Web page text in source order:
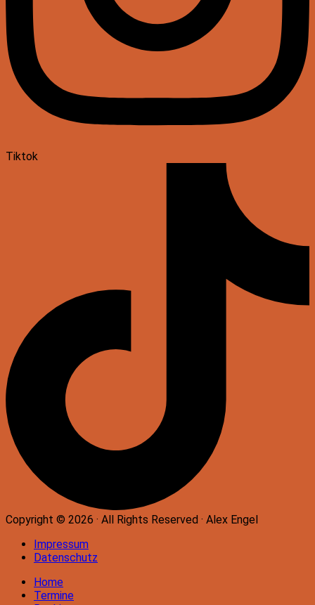
Tiktok
Copyright © 2026 · All Rights Reserved · Alex Engel
Impressum
Datenschutz
Home
Termine